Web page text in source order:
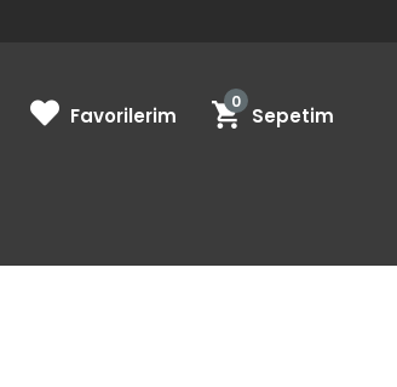
Sepetim
0
Favorilerim